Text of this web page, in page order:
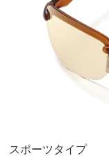
スポーツタイプ